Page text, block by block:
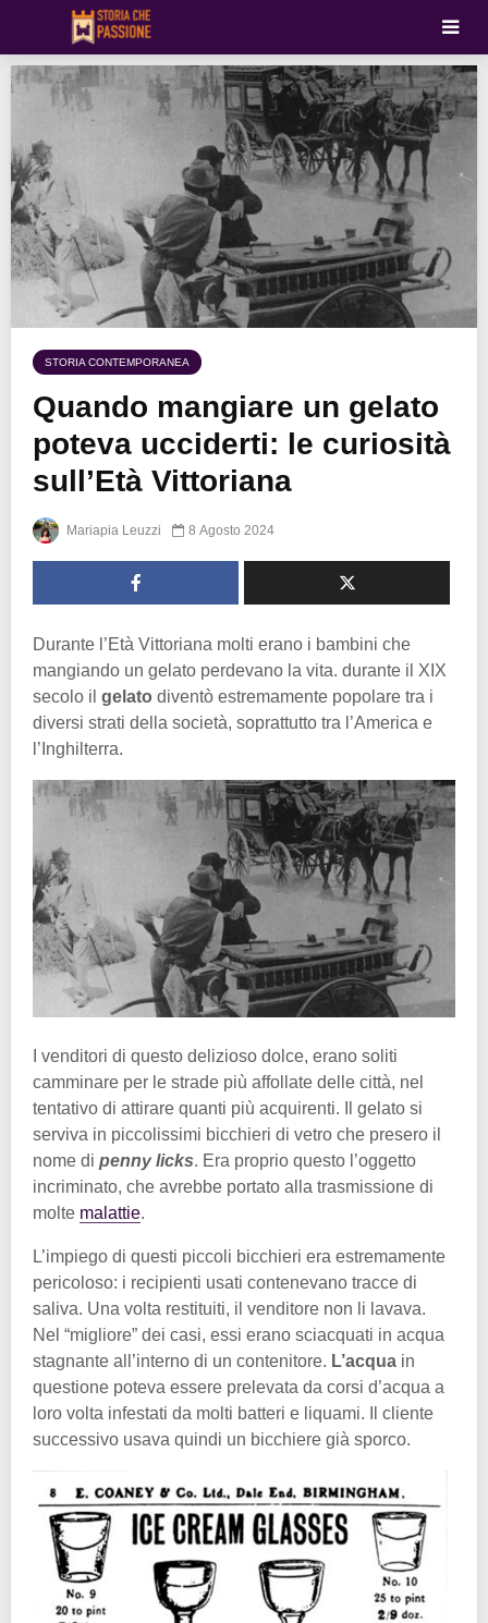
STORIA CONTEMPORANEA
Quando mangiare un gelato
poteva ucciderti: le curiosità
sull’Età Vittoriana
Mariapia Leuzzi 8 Agosto 2024
Durante l’Età Vittoriana molti erano i bambini che
mangiando un gelato perdevano la vita. durante il XIX
secolo il gelato diventò estremamente popolare tra i
diversi strati della società, soprattutto tra l’America e
l’Inghilterra.
I venditori di questo delizioso dolce, erano soliti
camminare per le strade più affollate delle città, nel
tentativo di attirare quanti più acquirenti. Il gelato si
serviva in piccolissimi bicchieri di vetro che presero il
nome di penny licks. Era proprio questo l’oggetto
incriminato, che avrebbe portato alla trasmissione di
molte malattie.
L’impiego di questi piccoli bicchieri era estremamente
pericoloso: i recipienti usati contenevano tracce di
saliva. Una volta restituiti, il venditore non li lavava.
Nel “migliore” dei casi, essi erano sciacquati in acqua
stagnante all’interno di un contenitore. L’acqua in
questione poteva essere prelevata da corsi d’acqua a
loro volta infestati da molti batteri e liquami. Il cliente
successivo usava quindi un bicchiere già sporco.